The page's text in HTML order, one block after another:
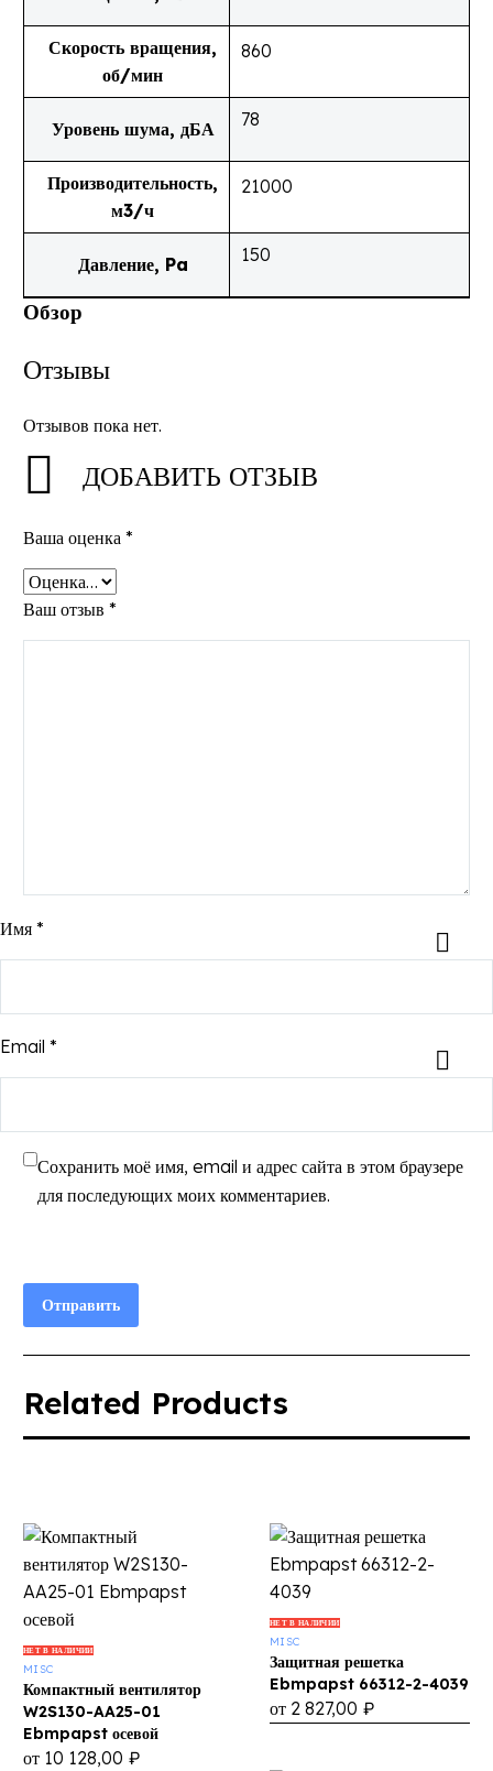
Скорость вращения,
об/мин
860
Уровень шума, дБА 78
Производительность,
м3/ч
21000
Давление, Pa 150
Обзор
Отзывы
Отзывов пока нет.
ДОБАВИТЬ ОТЗЫВ
Ваша оценка *
Ваш отзыв *
Имя *
Email *
Сохранить моё имя, email и адрес сайта в этом браузере
для последующих моих комментариев.
Отправить
Related Products
Компактный
вентилятор
W2S130-
AA25-
01
НЕТ В НАЛИЧИИ
MISC
Компактный вентилятор
W2S130-AA25-01
Ebmpapst осевой
от 10 128,00 ₽
Защитная
решетка
Ebmpapst
66312-
2-
НЕТ В НАЛИЧИИ
MISC
Защитная решетка
Ebmpapst 66312-2-4039
от 2 827,00 ₽